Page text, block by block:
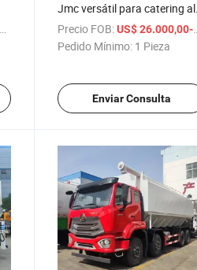
/ Pieza
Jmc versátil para catering al
aire libre y festivales
Precio FOB: US$ 26.000,00-36.000,00
Pedido Mínimo: 1 Pieza
Enviar Consulta